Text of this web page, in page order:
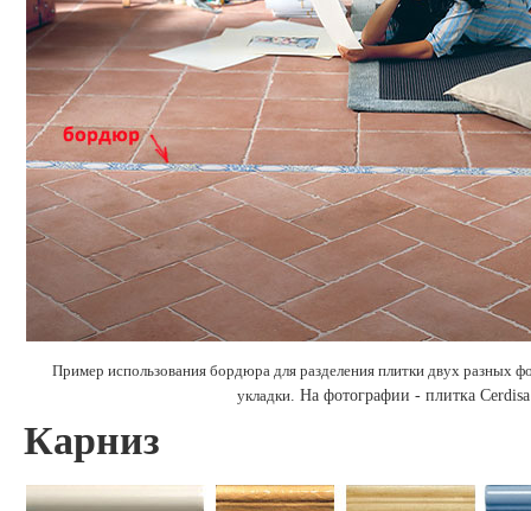
Пример использования бордюра для разделения плитки двух разных
укладки . На фотографии - плитка Cerdisa
Карниз